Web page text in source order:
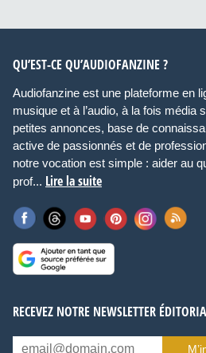
QU’EST-CE QU’AUDIOFANZINE ?
Audiofanzine est une plateforme en
musique et à l’audio, à la fois média
petites annonces, base de
active de passionnés et de
notre vocation est simple : aider au
prof... Lire la suite
RECEVEZ NOTRE NEWSLETTER